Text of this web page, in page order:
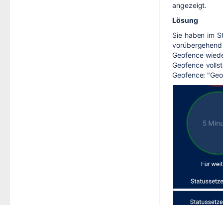
angezeigt.
Lösung
Sie haben im
Geofence
Geofence
Geofence: